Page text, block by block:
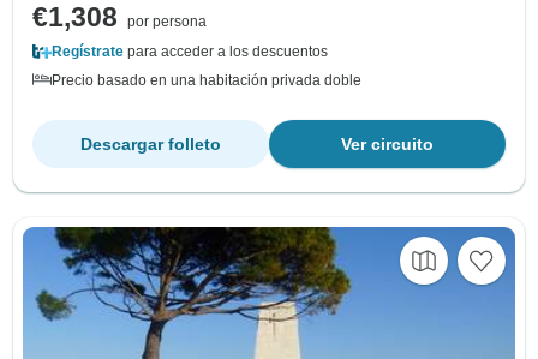
€1,308
por persona
Regístrate para acceder a los descuentos
Precio basado en una habitación privada doble
Ver circuito
Descargar folleto